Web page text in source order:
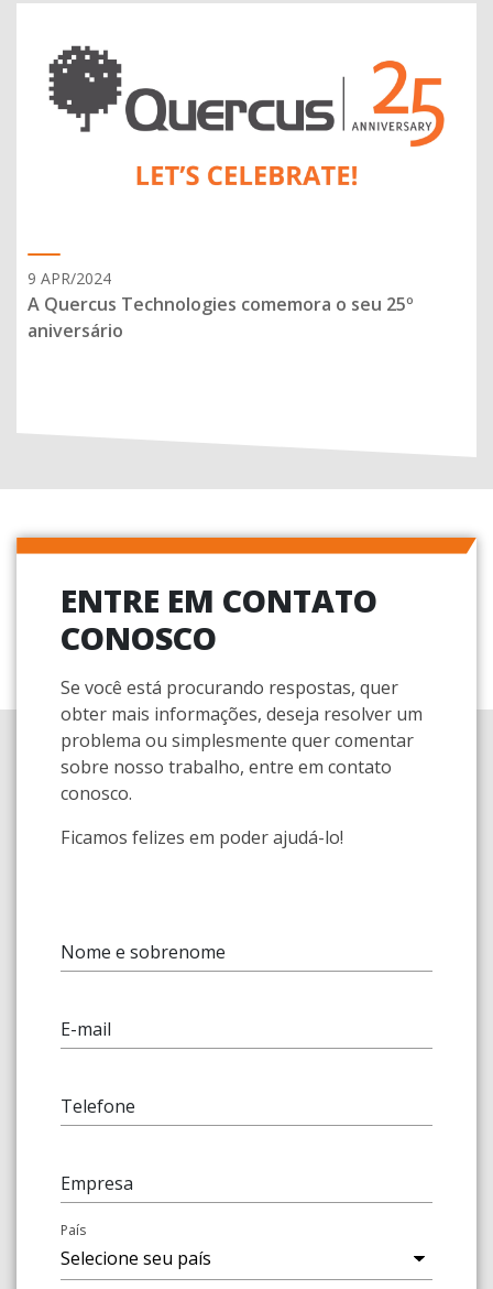
9 APR/2024
A Quercus Technologies comemora o seu 25º
aniversário
ENTRE EM CONTATO
CONOSCO
Se você está procurando respostas, quer
obter mais informações, deseja resolver um
problema ou simplesmente quer comentar
sobre nosso trabalho, entre em contato
conosco.
Ficamos felizes em poder ajudá-lo!
Nome e sobrenome
E-mail
Telefone
Empresa
País